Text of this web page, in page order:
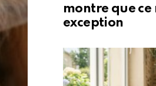
montre que ce
exception